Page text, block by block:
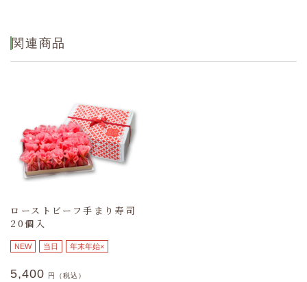
脂質 5.4g
食塩相当量
関連商品
ローストビーフ手まり寿司
20個入
NEW 当日 年末年始×
5,400 円（税込）